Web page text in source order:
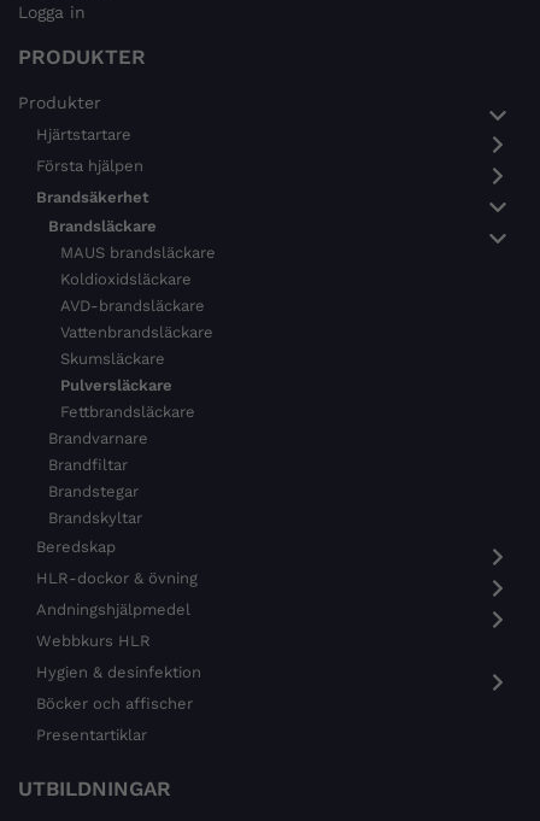
Logga in
PRODUKTER
Produkter
Hjärtstartare
Första hjälpen
Brandsäkerhet
Brandsläckare
MAUS brandsläckare
Koldioxidsläckare
AVD-brandsläckare
Vattenbrandsläckare
Skumsläckare
Pulversläckare
Fettbrandsläckare
Brandvarnare
Brandfiltar
Brandstegar
Brandskyltar
Beredskap
HLR-dockor & övning
Andningshjälpmedel
Webbkurs HLR
Hygien & desinfektion
Böcker och affischer
Presentartiklar
UTBILDNINGAR